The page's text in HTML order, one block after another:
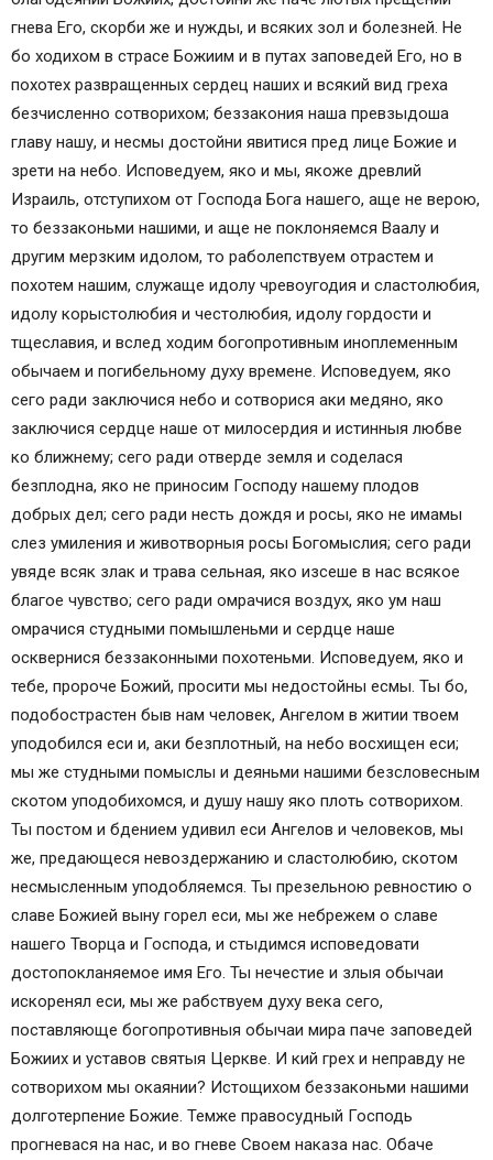
гнева Его, скорби же и нужды, и всяких зол и болезней. Не
бо ходихом в страсе Божиим и в путах заповедей Его, но в
похотех развращенных сердец наших и всякий вид греха
безчисленно сотворихом; беззакония наша превзыдоша
главу нашу, и несмы достойни явитися пред лице Божие и
зрети на небо. Исповедуем, яко и мы, якоже древлий
Израиль, отступихом от Господа Бога нашего, аще не верою,
то беззаконьми нашими, и аще не поклоняемся Ваалу и
другим мерзким идолом, то раболепствуем отрастем и
похотем нашим, служаще идолу чревоугодия и сластолюбия,
идолу корыстолюбия и честолюбия, идолу гордости и
тщеславия, и вслед ходим богопротивным иноплеменным
обычаем и погибельному духу времене. Исповедуем, яко
сего ради заключися небо и сотворися аки медяно, яко
заключися сердце наше от милосердия и истинныя любве
ко ближнему; сего ради отверде земля и соделася
безплодна, яко не приносим Господу нашему плодов
добрых дел; сего ради несть дождя и росы, яко не имамы
слез умиления и животворныя росы Богомыслия; сего ради
увяде всяк злак и трава сельная, яко изсеше в нас всякое
благое чувство; сего ради омрачися воздух, яко ум наш
омрачися студными помышленьми и сердце наше
осквернися беззаконными похотеньми. Исповедуем, яко и
тебе, пророче Божий, просити мы недостойны есмы. Ты бо,
подобострастен быв нам человек, Ангелом в житии твоем
уподобился еси и, аки безплотный, на небо восхищен еси;
мы же студными помыслы и деяньми нашими безсловесным
скотом уподобихомся, и душу нашу яко плоть сотворихом.
Ты постом и бдением удивил еси Ангелов и человеков, мы
же, предающеся невоздержанию и сластолюбию, скотом
несмысленным уподобляемся. Ты презельною ревностию о
славе Божией выну горел еси, мы же небрежем о славе
нашего Творца и Господа, и стыдимся исповедовати
достопокланяемое имя Его. Ты нечестие и злыя обычаи
искоренял еси, мы же рабствуем духу века сего,
поставляюще богопротивныя обычаи мира паче заповедей
Божиих и уставов святыя Церкве. И кий грех и неправду не
сотворихом мы окаянии? Истощихом беззаконьми нашими
долготерпение Божие. Темже правосудный Господь
прогневася на нас, и во гневе Своем наказа нас. Обаче